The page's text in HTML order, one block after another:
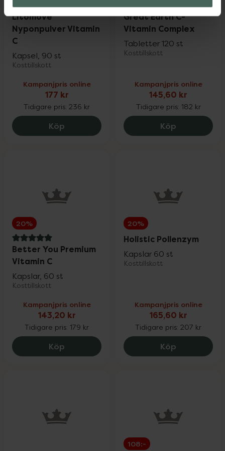
5 av 5 i omdöme
Litomove
Nyponpulver Vitamin
C
Kapsel, 90 st
Kosttillskott
Kampanjpris online
177 kr
Tidigare pris: 236 kr
Köp Litomove Nyponpulver Vitamin C, 177
4.5 av 5 i omdöme
Great Earth C-
Vitamin Complex
Tabletter 120 st
Kosttillskott
Kampanjpris online
145,60 kr
Tidigare pris: 182 kr
Köp Great
20%
5 av 5 i omdöme
Better You Premium
Vitamin C
Kapslar, 60 st
Kosttillskott
Kampanjpris online
143,20 kr
Tidigare pris: 179 kr
Köp Better You Premium Vitamin C, 143.2 kr.
20%
Holistic Pollenzym
Kapslar 60 st
Kosttillskott
Kampanjpris online
165,60 kr
Tidigare pris: 207 kr
Köp Holistic
108:-